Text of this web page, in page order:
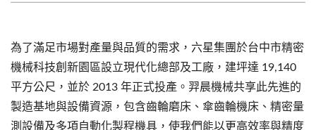
為了滿足市場對產量與品質的需求，六星集團於台中市精密
機械科技創新園區設立現代化總部及工廠，建坪達 19,140
平方公尺，並於 2013 年正式投產。羿晨機械共享此先進的
製造基地與設備資源，包含齒輪磨床、傘齒輪機床、精密量
測設備及多項自動化製程機具，使我們能以更高效率與精度